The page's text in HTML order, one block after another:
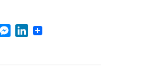
Messenger
LinkedIn